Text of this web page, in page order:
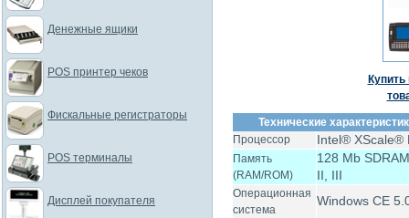
Технические
Процессор
Intel® XScale®
Память
(RAM/ROM)
128 Mb
II, III
Операционная
система
Windows CE
Денежные ящики
POS принтер чеков
Фискальные регистраторы
POS терминалы
Дисплей покупателя